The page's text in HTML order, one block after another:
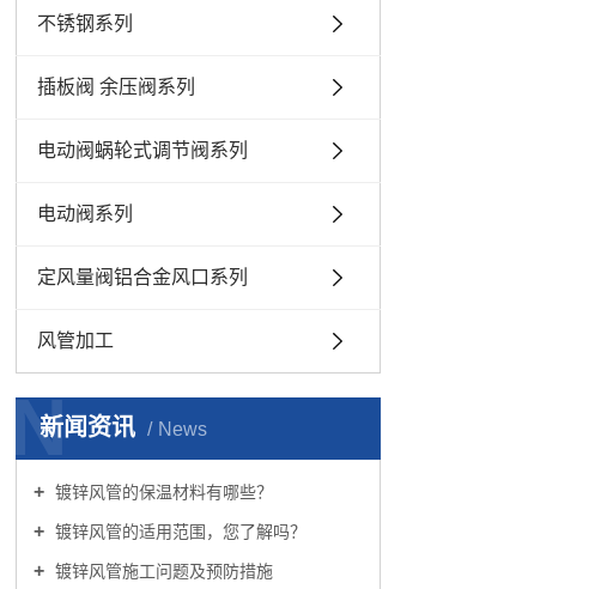
不锈钢系列
插板阀 余压阀系列
电动阀蜗轮式调节阀系列
电动阀系列
定风量阀铝合金风口系列
风管加工
新闻资讯 News
N
镀锌风管的保温材料有哪些？
镀锌风管的适用范围，您了解吗？
镀锌风管施工问题及预防措施